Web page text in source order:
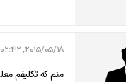
2015/05/18, 02:42
منم که تکلیفم